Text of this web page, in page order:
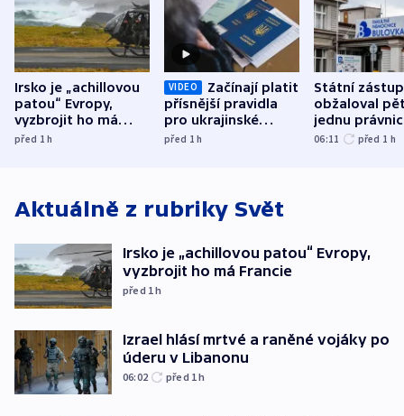
Irsko je „achillovou
patou“ Evropy,
vyzbrojit ho má
Francie
před 1h
VIDEO
Začínají platit
přísnější pravidla
pro ukrajinské
uprchlíky
před 1h
Státní
obžaloval
jednu
osobu v
06:11 před 1 h
Aktuálně z rubriky Svět
Irsko je „achillovou patou“ Evropy,
vyzbrojit ho má Francie
před 1h
Izrael hlásí mrtvé a raněné vojáky po
úderu v Libanonu
06:02 před 1h